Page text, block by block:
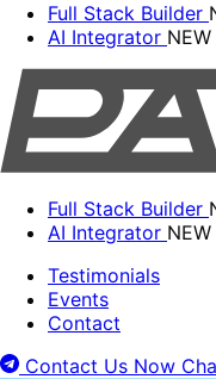
Full Stack Builder
AI Integrator NEW
Full Stack Builder
AI Integrator NEW
Testimonials
Events
Contact
Contact Us Now